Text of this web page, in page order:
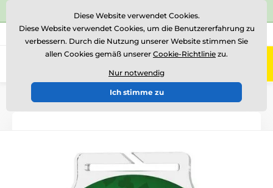
⭐Siehe 504 verifizierte Bewertungen auf
Rufen Sie uns an (Mo-Fr 15-18) +43 676 361 37 22
0
Einführung Acrylmedaillen
Diese Website verwendet Cookies.
Diese Website verwendet Cookies, um die Benutzererfahrung zu
verbessern. Durch die Nutzung unserer Website stimmen Sie
allen Cookies gemäß unserer Cookie-Richtlinie zu.
Nur notwendig
Ich stimme zu